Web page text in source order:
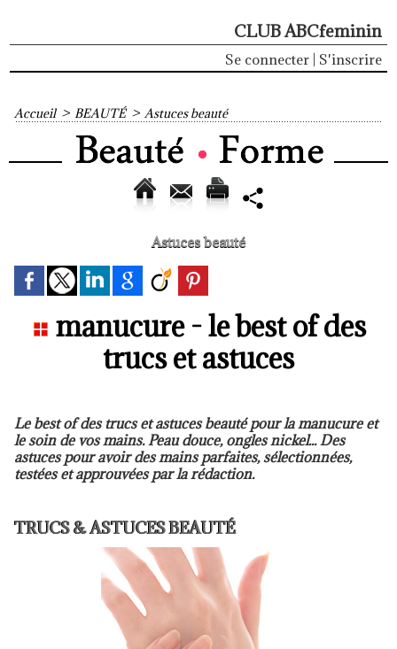
CLUB ABCfeminin
Se connecter S'inscrire
Accueil > BEAUTÉ > Astuces beauté
Astuces beauté
manucure - le best of des
trucs et astuces
Le best of des trucs et astuces beauté pour la manucure et
le soin de vos mains. Peau douce, ongles nickel... Des
astuces pour avoir des mains parfaites, sélectionnées,
testées et approuvées par la rédaction.
TRUCS & ASTUCES BEAUTÉ